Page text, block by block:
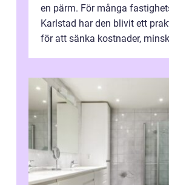
en pärm. För många
Karlstad har den blivit ett
för att sänka kostnader,